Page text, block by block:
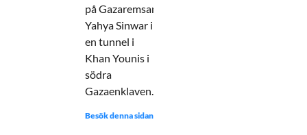
på Gazaremsan
Yahya Sinwar i
en tunnel i
Khan Younis i
södra
Gazaenklaven.
Besök denna sidan: